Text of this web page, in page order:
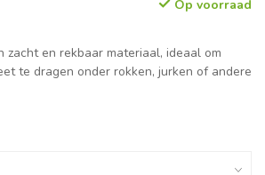
Op voorraad
zacht en rekbaar materiaal, ideaal om
te dragen onder rokken, jurken of andere